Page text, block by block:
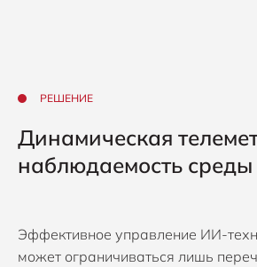
РЕШЕНИЕ
Динамическая
наблюдаемость среды
Эффективное управление ИИ-
может ограничиваться лишь